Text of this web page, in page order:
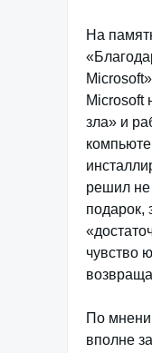
На
Microsoft
зла» и
решил
подарок,
чувство
По
вполне